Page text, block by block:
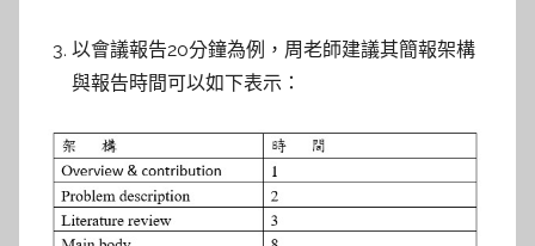
以會議報告20分鐘為例，周老師建議其簡報架構
與報告時間可以如下表示：